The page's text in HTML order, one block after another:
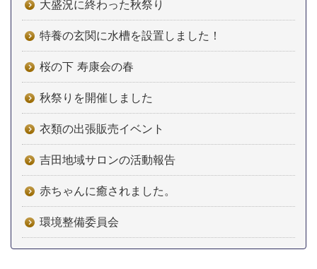
大盛況に終わった秋祭り
特養の玄関に水槽を設置しました！
桜の下 寿康会の春
秋祭りを開催しました
衣類の出張販売イベント
吉田地域サロンの活動報告
赤ちゃんに癒されました。
環境整備委員会